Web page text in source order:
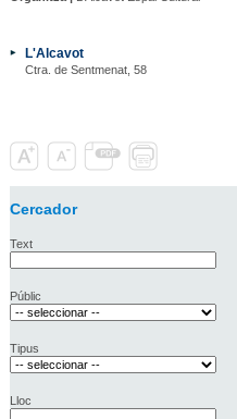
L'Alcavot
Ctra. de Sentmenat, 58
Cercador
Text
Públic
Tipus
Lloc